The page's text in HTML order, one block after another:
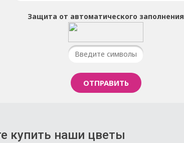
Защита от автоматического заполнения
купить наши цветы